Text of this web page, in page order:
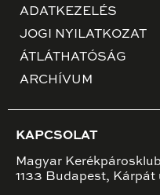
ADATKEZELÉS
JOGI NYILATKOZAT
ÁTLÁTHATÓSÁG
ARCHÍVUM
KAPCSOLAT
Magyar
1133 Budapest, Kárpát